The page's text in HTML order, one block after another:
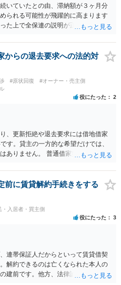
いていたとの由、滞納額が３ヶ月分
られる可能性が飛躍的に高まります
た上で全保連の説明が正しければ、
中身のある返答は期待できないと思
からの退去要求への法的対
#原状回復
#オーナー・売主側
役にたった 2
、更新拒絶や退去要求には借地借家
す。貸主の一方的な希望だけでは、
ありません。 普通借家契約から定期
になりますが、これは任意の合意が
ば成立しません。 12年間の居住実
がり、転居費用の準備が困難な事情
必要性として正当事由判断において
にかなり具体的な事情と立退料など
るハードルは一般的に高いと考えら
自体は、賃貸借契約の有効性を直ち
がされていれば賃貸借の効力は原則
では、①現在は普通借家契約が継続
していないこと、②貸主側の事情
定か等）を具体的に書面で説明して
続の必要性を丁寧に伝えること、を
前に賃貸解約手続きをする
・入居者・買主側
役にたった 3
連帯保証人だからといって賃貸借契
解約できるのは亡くなられた本人の
建前です。他方、法律論はさてお